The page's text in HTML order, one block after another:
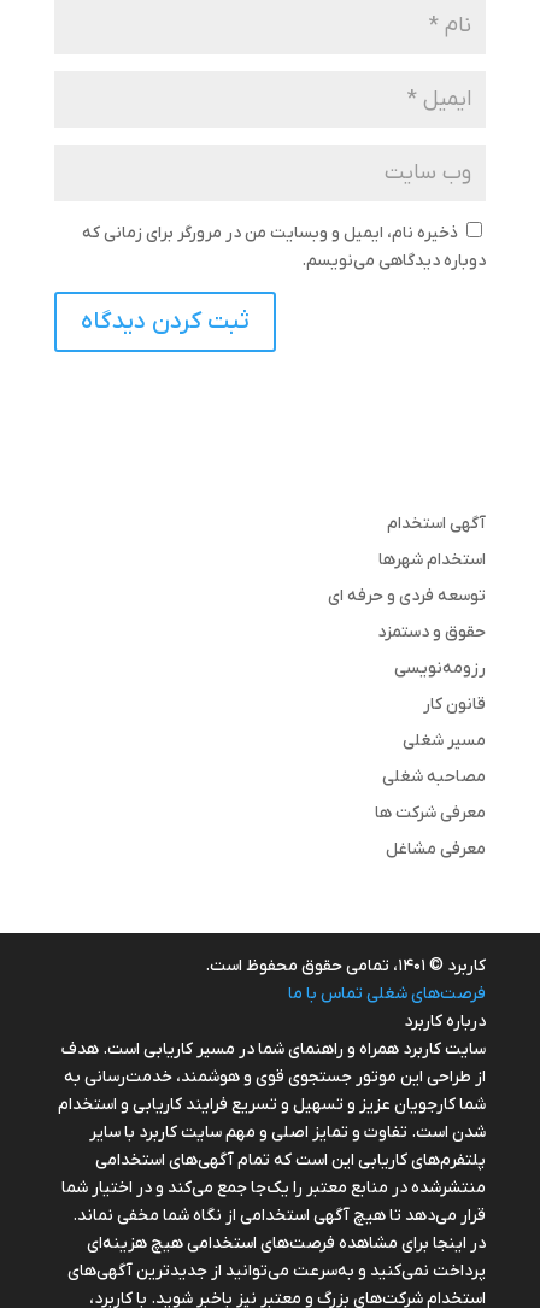
ذخیره نام، ایمیل و وبسایت من در مرورگر برای زمانی که
دوباره دیدگاهی می‌نویسم.
آگهی استخدام
استخدام شهرها
توسعه فردی و حرفه ای
حقوق و دستمزد
رزومه‌نویسی
قانون کار
مسیر شغلی
مصاحبه شغلی
معرفی شرکت ها
معرفی مشاغل
کاربرد © ۱۴۰۱، تمامی حقوق محفوظ است.
فرصت‌های شغلی تماس با ما
درباره کاربرد
سایت کاربرد همراه و راهنمای شما در مسیر کاریابی است. هدف
از طراحی این موتور جستجوی قوی و هوشمند، خدمت‌رسانی به
شما کارجویان عزیز و تسهیل و تسریع فرایند کاریابی و استخدام
شدن است. تفاوت و تمایز اصلی و مهم سایت کاربرد با سایر
پلتفرم‌های کاریابی این است که تمام آگهی‌های استخدامی
منتشرشده در منابع معتبر را یک‌‌جا جمع می‌کند و در اختیار شما
قرار می‌‌‌دهد تا هیچ آگهی استخدامی از نگاه شما مخفی نماند.
در اینجا برای مشاهده فرصت‌های استخدامی هیچ هزینه‌ای
پرداخت نمی‌کنید و به‌سرعت می‌توانید از جدیدترین آگهی‌های
استخدام شرکت‌های بزرگ و معتبر نیز باخبر شوید. با کاربرد،